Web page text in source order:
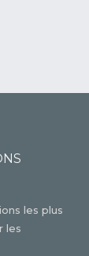
les plus
les